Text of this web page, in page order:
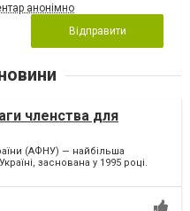
анонімно
Відправити
членства для
(АФНУ) — найбільша
заснована у 1995 році.